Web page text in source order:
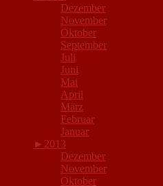
Dezember
November
Oktober
September
Juli
Juni
Mai
April
März
Februar
Januar
► 2013
Dezember
November
Oktober